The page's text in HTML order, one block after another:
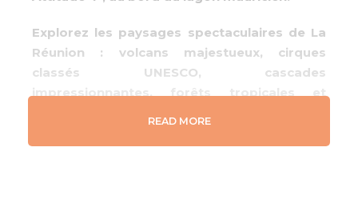
Explorez les paysages spectaculaires de La
Réunion : volcans majestueux, cirques
classés UNESCO, cascades
impressionnantes, forêts tropicales et
READ MORE